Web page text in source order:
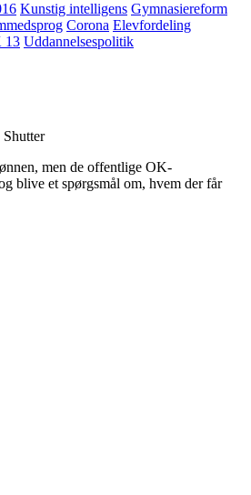
Kunstig intelligens Gymnasiereform
Corona Elevfordeling
13 Uddannelsespolitik
men de offentlige OK-
blive et spørgsmål om, hvem der får